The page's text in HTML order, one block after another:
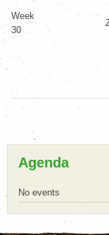
Week
30
Agenda
No events